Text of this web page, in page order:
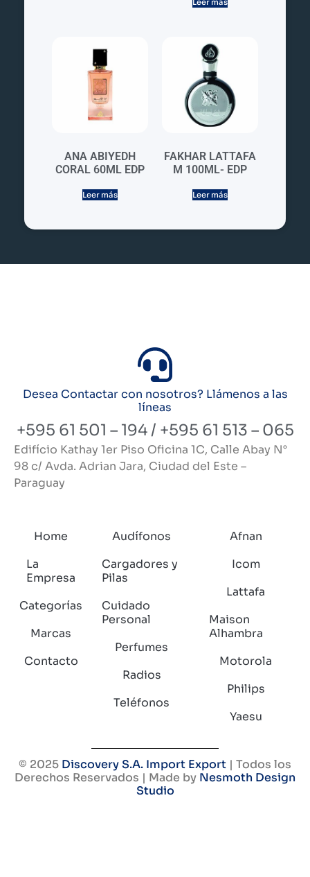
Leer más
ANA ABIYEDH
CORAL 60ML EDP
Leer más
FAKHAR LATTAFA
M 100ML- EDP
Leer más
Desea Contactar con nosotros? Llámenos a las
líneas
+595 61 501 – 194 / +595 61 513 – 065
Edifício Kathay 1er Piso Oficina 1C, Calle Abay N°
98 c/ Avda. Adrian Jara, Ciudad del Este –
Paraguay
Home
La
Empresa
Categorías
Marcas
Contacto
Audífonos
Cargadores y
Pilas
Cuidado
Personal
Perfumes
Radios
Teléfonos
Afnan
Icom
Lattafa
Maison
Alhambra
Motorola
Philips
Yaesu
© 2025 Discovery S.A. Import Export | Todos los
Derechos Reservados | Made by Nesmoth Design
Studio